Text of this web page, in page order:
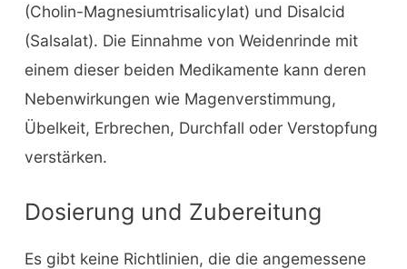
(Cholin-Magnesiumtrisalicylat) und Disalcid
(Salsalat). Die Einnahme von Weidenrinde mit
einem dieser beiden Medikamente kann deren
Nebenwirkungen wie Magenverstimmung,
Übelkeit, Erbrechen, Durchfall oder Verstopfung
verstärken.
Dosierung und Zubereitung
Es gibt keine Richtlinien, die die angemessene